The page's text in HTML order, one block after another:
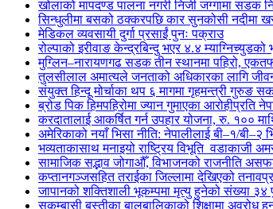
खोलाको मापदण्ड पालना नगरी निजी जग्गामा सडक
सिन्धुलीमा बसको ठक्करपछि कार सुनकोसी नदीमा
मेडिकल व्यवसायी दुर्गा प्रसाईं पुनः पक्राउ
रोल्पाको इरीवाङ केन्द्रबिन्दु भएर ४.४ म्याग्निच्युडको
मुग्लिन–नारायणगढ सडक तीन स्थानमा पहिरो,
तुलसीलाल अमात्यले जनताको अधिकारका लागि जीवन
संयुक्त हिन्दू मोर्चाका थप ६ मागमा गृहमन्त्री गुरुङ
ब्रोड पिक हिमपहिरोमा ज्यान गुमाएका
करदातालाई आकर्षित गर्न उपहार योजना, रु. १००
अमेरिकाको नयाँ भिसा नीति: नेपालीलाई बी–१/बी–२
भव्यताकासाथ मनाइयो राष्ट्रिय विभूति वडाकाजी
सामाजिक सद्भाव जोगाऔँ, विभाजनको राजनीति
कप्तानगञ्जसहित तराईका जिल्लामा देखिएको
जापानको शक्तिशाली भूकम्पमा मृत्यु हुनेको संख्या ३४
सुकुम्बासी बस्तीका बालबालिकाको शिक्षामा अवरोध